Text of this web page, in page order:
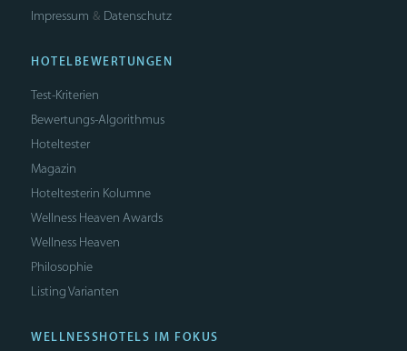
Impressum & Datenschutz
HOTELBEWERTUNGEN
Test-Kriterien
Bewertungs-Algorithmus
Hoteltester
Magazin
Hoteltesterin Kolumne
Wellness Heaven Awards
Wellness Heaven
Philosophie
Listing Varianten
WELLNESSHOTELS IM FOKUS